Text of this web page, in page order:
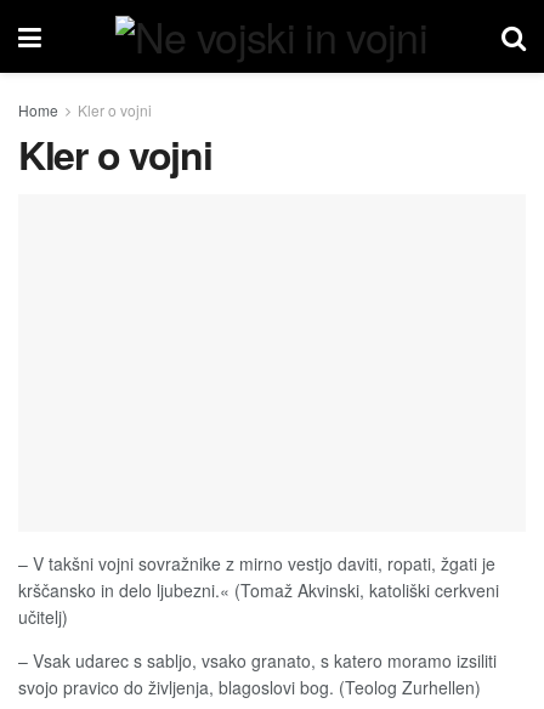
Home Kler o vojni
Kler o vojni
– V takšni vojni sovražnike z mirno vestjo daviti, ropati, žgati je
krščansko in delo ljubezni.« (Tomaž Akvinski, katoliški cerkveni
učitelj)
– Vsak udarec s sabljo, vsako granato, s katero moramo izsiliti
svojo pravico do življenja, blagoslovi bog. (Teolog Zurhellen)